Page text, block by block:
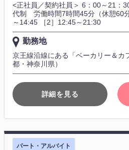
<正社員／契約社員＞ 6：00～21：
代制 労働時間7時間45分（休憩60
～14:45 ［2］12:45～21:30
勤務地
京王線沿線にある「ベーカリー＆
都・神奈川県）
詳細を見る
パート・アルバイト